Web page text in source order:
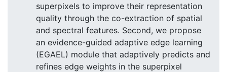
superpixels to improve their representation
quality through the co-extraction of spatial
and spectral features. Second, we propose
an evidence-guided adaptive edge learning
(EGAEL) module that adaptively predicts and
refines edge weights in the superpixel